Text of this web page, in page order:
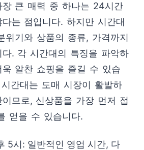
장 큰 매력 중 하나는 24시간
는 점입니다. 하지만 시간대
위기와 상품의 종류, 가격까지
. 각 시간대의 특징을 파악하
욱 알찬 쇼핑을 즐길 수 있습
간대는 도매 시장이 활발하
므로, 신상품을 가장 먼저 접
얻을 수 있습니다.
5시: 일반적인 영업 시간, 다